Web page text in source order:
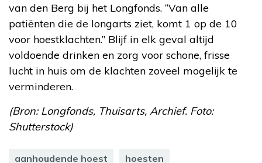
van den Berg bij het Longfonds. “Van alle
patiënten die de longarts ziet, komt 1 op de 10
voor hoestklachten.” Blijf in elk geval altijd
voldoende drinken en zorg voor schone, frisse
lucht in huis om de klachten zoveel mogelijk te
verminderen.
(Bron: Longfonds, Thuisarts, Archief. Foto:
Shutterstock)
aanhoudende hoest hoesten